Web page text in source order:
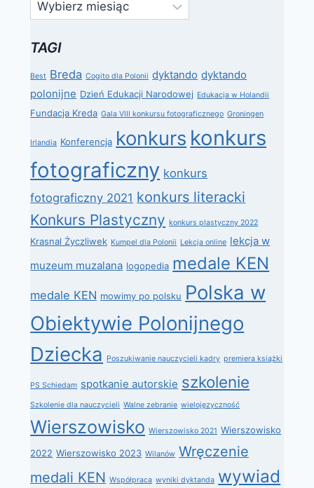
TAGI
Best Breda Cogito dla Polonii dyktando dyktando
polonijne Dzień Edukacji Narodowej Edukacja w Holandii
Fundacja Kreda Gala VIII konkursu fotograficznego Groningen
Irlandia Konferencja konkurs konkurs
fotograficzny konkurs
fotograficzny 2021 konkurs literacki
Konkurs Plastyczny konkurs plastyczny 2022
Krasnal Życzliwek Kumpel dla Polonii Lekcja online lekcja w
muzeum muzalana logopedia medale KEN
medale KEN mowimy po polsku Polska w
Obiektywie Polonijnego
Dziecka
Poszukiwanie nauczycieli kadry premiera książki
PS Schiedam spotkanie autorskie szkolenie
Szkolenie dla nauczycieli Walne zebranie wielojęzyczność
Wierszowisko Wierszowisko 2021 Wierszowisko
2022 Wierszowisko 2023 Wilanów Wręczenie
medali KEN Współpraca wyniki dyktanda wywiad